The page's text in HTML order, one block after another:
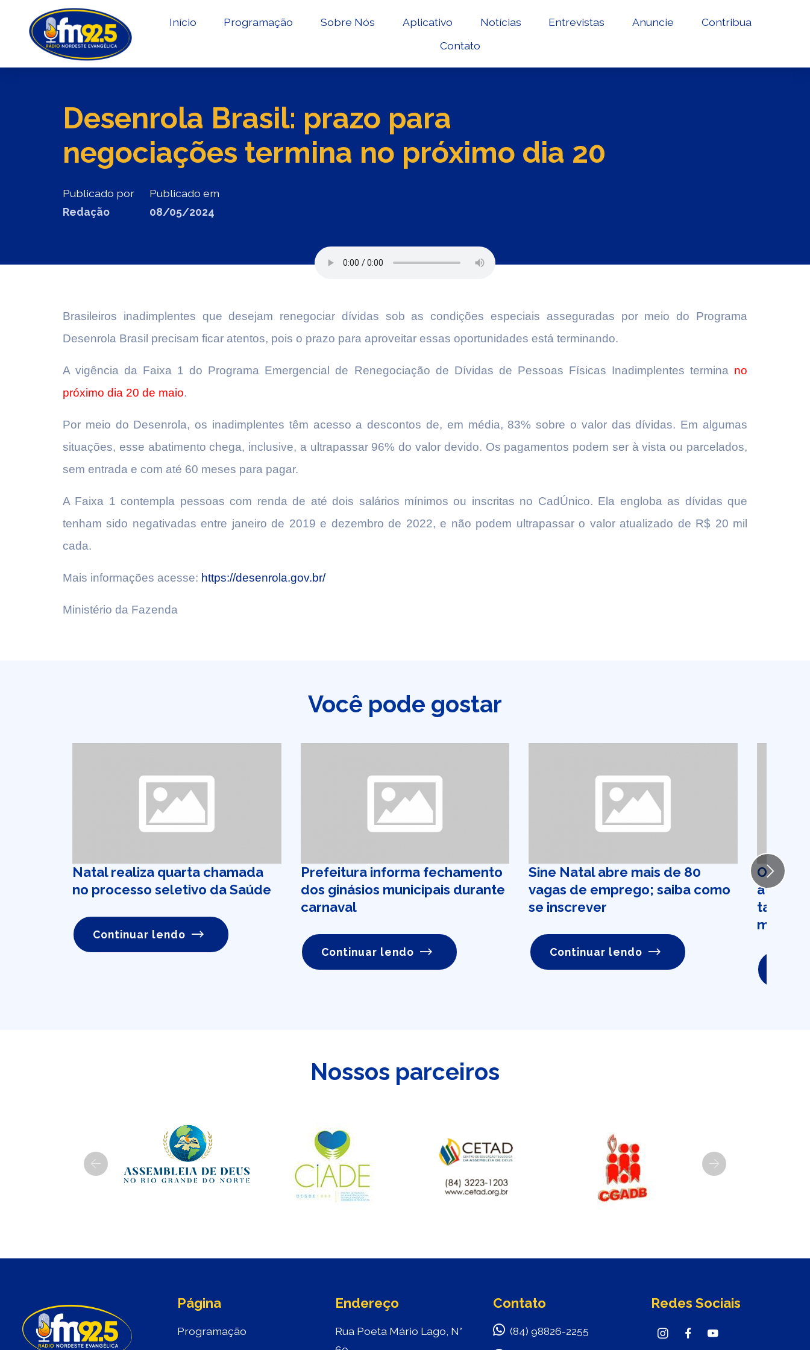
Início Programação Sobre Nós Aplicativo Notícias Entrevistas Anuncie
Contribua
Contato
Desenrola Brasil: prazo para
negociações termina no próximo dia 20
Publicado por
Redação
Publicado em
08/05/2024
Brasileiros inadimplentes que desejam renegociar dívidas sob as condições especiais asseguradas por meio do Programa
Desenrola Brasil precisam ficar atentos, pois o prazo para aproveitar essas oportunidades está terminando.
A vigência da Faixa 1 do Programa Emergencial de Renegociação de Dívidas de Pessoas Físicas Inadimplentes termina no
próximo dia 20 de maio.
Por meio do Desenrola, os inadimplentes têm acesso a descontos de, em média, 83% sobre o valor das dívidas. Em algumas
situações, esse abatimento chega, inclusive, a ultrapassar 96% do valor devido. Os pagamentos podem ser à vista ou parcelados,
sem entrada e com até 60 meses para pagar.
A Faixa 1 contempla pessoas com renda de até dois salários mínimos ou inscritas no CadÚnico. Ela engloba as dívidas que
tenham sido negativadas entre janeiro de 2019 e dezembro de 2022, e não podem ultrapassar o valor atualizado de R$ 20 mil
cada.
Mais informações acesse: https://desenrola.gov.br/
Ministério da Fazenda
Você pode gostar
Natal realiza quarta chamada
no processo seletivo da Saúde
Continuar lendo
Prefeitura informa fechamento
dos ginásios municipais durante
carnaval
Continuar lendo
Sine Natal abre mais de 80
vagas de emprego; saiba como
se inscrever
Continuar lendo
Oito
meses
Next
Nossos parceiros
Previous Next
Página
Programação
Endereço
Rua Poeta Mário Lago, N°
Contato
(84) 98826-2255
Redes Sociais